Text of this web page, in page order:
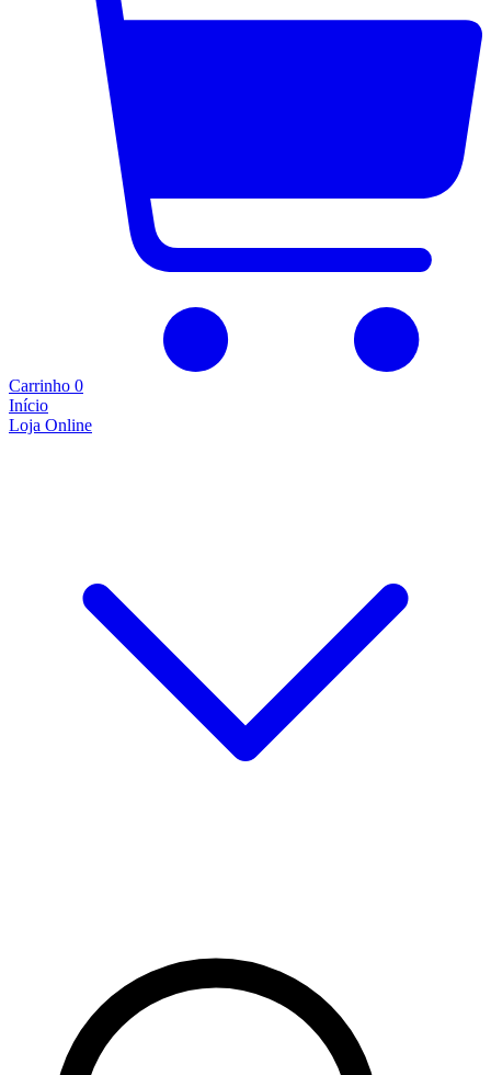
Carrinho 0
Início
Loja Online